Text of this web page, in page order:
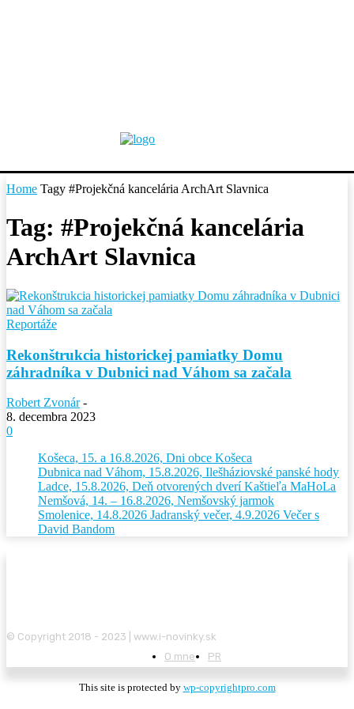
Home Tagy #Projekčná kancelária ArchArt Slavnica
Tag: #Projekčná kancelária
ArchArt Slavnica
Reportáže
Rekonštrukcia historickej pamiatky Domu
záhradníka v Dubnici nad Váhom sa začala
Robert Zvonár -
8. decembra 2023
0
Košeca, 15. a 16.8.2026, Dni obce Košeca
Dubnica nad Váhom, 15.8.2026, Ilešháziovské panské hody
Ladce, 15.8.2026, Deň otvorených dverí Kaštieľa MaHoLa
Nemšová, 14. – 16.8.2026, Nemšovský jarmok
Smolenice, 14.8.2026 Jadranský večer, 4.9.2026 Večer s
David Bandom
© Copyright 2018 - 2023 | www.i-novinky.sk
O mne
PR
This site is protected by wp-copyrightpro.com